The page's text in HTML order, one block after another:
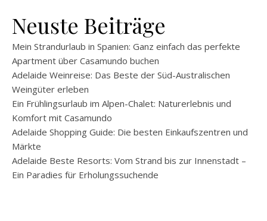
Neuste Beiträge
Mein Strandurlaub in Spanien: Ganz einfach das perfekte
Apartment über Casamundo buchen
Adelaide Weinreise: Das Beste der Süd-Australischen
Weingüter erleben
Ein Frühlingsurlaub im Alpen-Chalet: Naturerlebnis und
Komfort mit Casamundo
Adelaide Shopping Guide: Die besten Einkaufszentren und
Märkte
Adelaide Beste Resorts: Vom Strand bis zur Innenstadt –
Ein Paradies für Erholungssuchende